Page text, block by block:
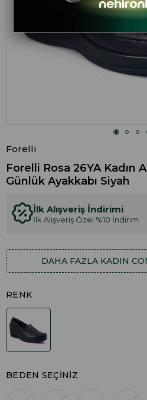
Forelli
Forelli Rosa 26YA Kadın
Günlük Ayakkabı Siyah
İlk Alışveriş İndirimi
İlk Alışveriş Özel %10 İndirim
DAHA FAZLA KADIN
RENK
BEDEN SEÇINIZ